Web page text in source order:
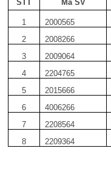
STT Mã SV
1 2000565
2
2008266
3
2009064
4
2204765
5
2015666
6
4006266
7
2208564
8
2209364